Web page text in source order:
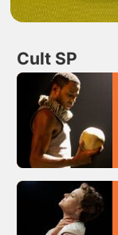
Cult SP